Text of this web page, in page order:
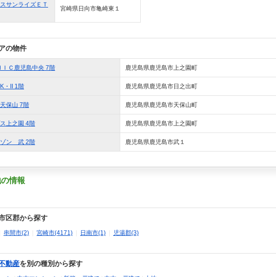
サンライズＥＴ
宮崎県日向市亀崎東１
の物件
ＩＣ鹿児島中央 7階 鹿児島県鹿児島市上之園町
・II 1階 鹿児島県鹿児島市日之出町
保山 7階 鹿児島県鹿児島市天保山町
上之園 4階 鹿児島県鹿児島市上之園町
ゾン 武 2階 鹿児島県鹿児島市武１
情報
区郡から探す
串間市(2) 宮崎市(4171) 日南市(1) 児湯郡(3)
動産を別の種別から探す